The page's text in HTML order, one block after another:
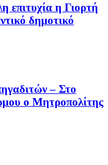
η Γιορτή
δημοτικό
– Στο
ο Μητροπολίτης